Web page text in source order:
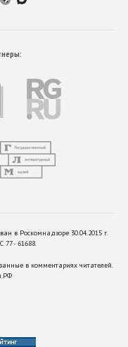
в Роскомнадзоре 30.04.2015 г.
- 61688.
в комментариях читателей.